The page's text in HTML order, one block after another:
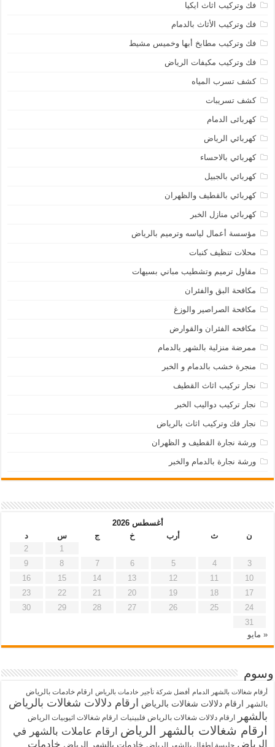
فك وتركيب اثاث ايكيا
فك وتركيب الأثاث بالدمام
فك وتركيب مطابخ أبها وخميس مشيط
فك وتركيب مكيفات الرياض
كشف تسرب المياه
كشف تسريبات
كهربائى الدمام
كهربائي الرياض
كهربائي بالاحساء
كهربائي بالجبيل
كهربائي بالقطيف والظهران
كهربائي منازل الخبر
مؤسسة أعمال لياسه وترميم بالرياض
محلات تنظيف كنبات
مقاول ترميم وتشطيب مباني بسيهات
مكافحة البق والفئران
مكافحة الصراصير والوزغ
مكافحه الفئران والقوارض
ممرضة منزلية بالشهر يالدمام
منجرة خشب بالدمام و الخبر
نجار تركيب اثاث القطيف
نجار تركيب دواليب الخبر
نجار فك وتركيب اثاث بالرياض
ورشة نجارة القطيف و الظهران
ورشة نجارة بالدمام والخبر
أغسطس 2026
ن
ث أرب خ ج س
د
1
2
3
4
5
6
7
8
9
10
11
12
13
14
15
16
17
18
19
20
21
22
23
24
25
26
27
28
29
30
31
« مايو
وسوم
أرقام شغالات بالشهر الدمام أفضل شركة تأجير خادمات بالرياض
ارقام خادمات بالرياض
بالشهر
ارقام دلالات شغالات بالرياض ارقام دلالات شغالات بالرياض
بالشهر
ارقام دلالات شغالات بالرياض فلبينيات ارقام شغالات اثيوبيات الرياض
ارقام شغالات بالشهر الرياض ارقام عاملات بالشهر في
الرياض جليسة اطفال بالشهر الرياض خادمات بالشهر الرياض خادمات